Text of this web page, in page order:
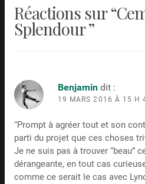
Réactions sur “
Splendour”
Benjamin dit :
19 MARS 2016 À 15 H
“Prompt à agréer tout et son
parti du projet que ces choses
Je ne suis pas à trouver “beau”
dérangeante, en tout cas
comme ce serait le cas avec